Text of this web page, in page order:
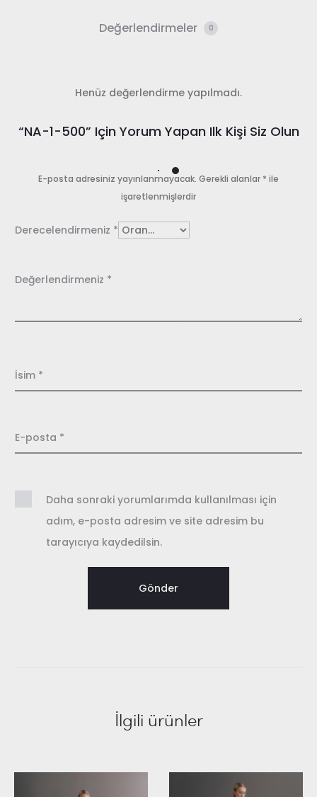
Değerlendirmeler 0
D
r
e
r
e
l
e
r
Henüz değerlendirme yapılmadı.
“NA-1-500” Için Yorum Yapan Ilk Kişi Siz Olun
E-posta adresiniz yayınlanmayacak. Gerekli alanlar * ile
işaretlenmişlerdir
Derecelendirmeniz *
Değerlendirmeniz *
İsim *
E-posta *
Daha sonraki yorumlarımda kullanılması için
adım, e-posta adresim ve site adresim bu
tarayıcıya kaydedilsin.
İlgili ürünler